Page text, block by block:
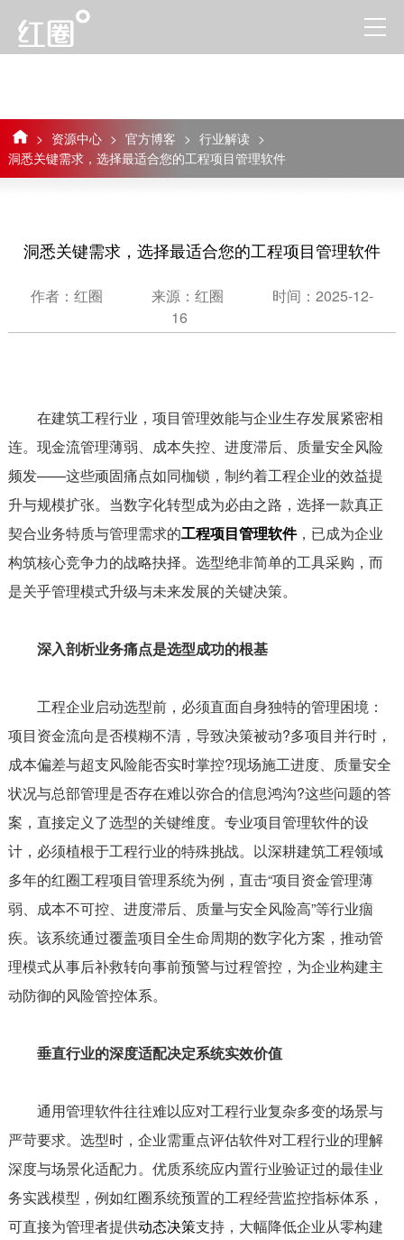
> 资源中心 > 官方博客 > 行业解读 >
洞悉关键需求，选择最适合您的工程项目管理软件
洞悉关键需求，选择最适合您的工程项目管理软件
作者：红圈 来源：红圈
时间：2025-12-
16
在建筑工程行业，项目管理效能与企业生存发展紧密相
连。现金流管理薄弱、成本失控、进度滞后、质量安全风险
频发——这些顽固痛点如同枷锁，制约着工程企业的效益提
升与规模扩张。当数字化转型成为必由之路，选择一款真正
契合业务特质与管理需求的工程项目管理软件，已成为企业
构筑核心竞争力的战略抉择。选型绝非简单的工具采购，而
是关乎管理模式升级与未来发展的关键决策。
深入剖析业务痛点是选型成功的根基
工程企业启动选型前，必须直面自身独特的管理困境：
项目资金流向是否模糊不清，导致决策被动?多项目并行时，
成本偏差与超支风险能否实时掌控?现场施工进度、质量安全
状况与总部管理是否存在难以弥合的信息鸿沟?这些问题的答
案，直接定义了选型的关键维度。专业项目管理软件的设
计，必须植根于工程行业的特殊挑战。以深耕建筑工程领域
多年的红圈工程项目管理系统为例，直击“项目资金管理薄
弱、成本不可控、进度滞后、质量与安全风险高”等行业痼
疾。该系统通过覆盖项目全生命周期的数字化方案，推动管
理模式从事后补救转向事前预警与过程管控，为企业构建主
动防御的风险管控体系。
垂直行业的深度适配决定系统实效价值
通用管理软件往往难以应对工程行业复杂多变的场景与
严苛要求。选型时，企业需重点评估软件对工程行业的理解
深度与场景化适配力。优质系统应内置行业验证过的最佳业
务实践模型，例如红圈系统预置的工程经营监控指标体系，
可直接为管理者提供动态决策支持，大幅降低企业从零构建